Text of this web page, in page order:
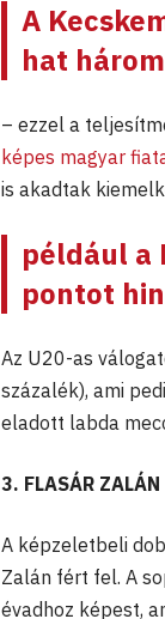
A
hat
– ezzel a
képes magyar
is akadtak
például a
pontot
Az U20-as
százalék), ami
eladott labda
3. FLASÁR
A képzeletbeli
Zalán fért fel. A
évadhoz képest,